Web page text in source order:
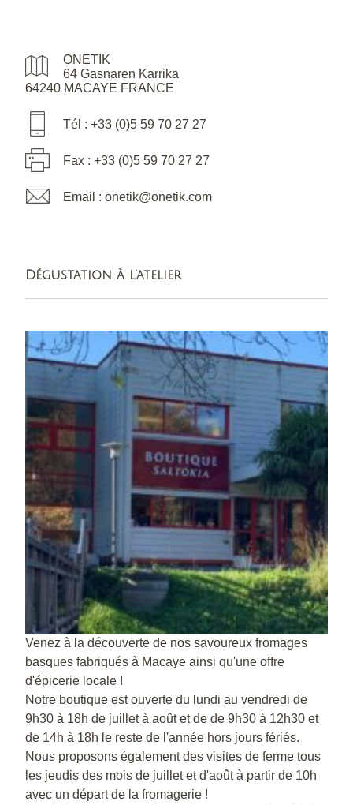
ONETIK
64 Gasnaren Karrika
64240 MACAYE FRANCE
Tél : +33 (0)5 59 70 27 27
Fax : +33 (0)5 59 70 27 27
Email : onetik@onetik.com
Dégustation à l'atelier
Venez à la découverte de nos savoureux fromages
basques fabriqués à Macaye ainsi qu'une offre
d'épicerie locale !
Notre boutique est ouverte du lundi au vendredi de
9h30 à 18h de juillet à août et de de 9h30 à 12h30 et
de 14h à 18h le reste de l'année hors jours fériés.
Nous proposons également des visites de ferme tous
les jeudis des mois de juillet et d'août à partir de 10h
avec un départ de la fromagerie !